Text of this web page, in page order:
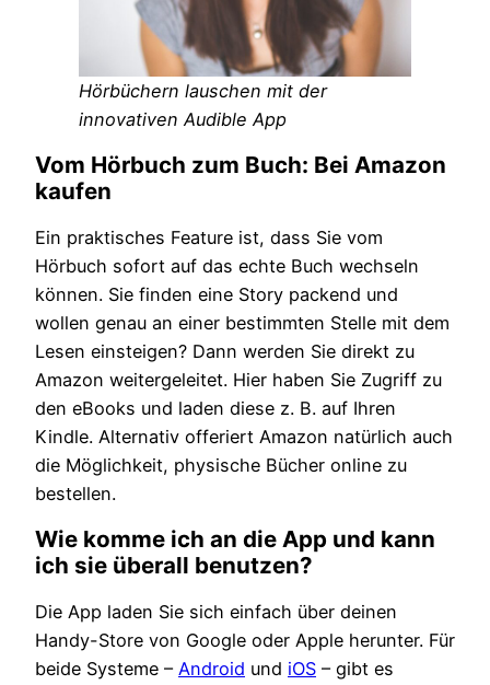
Hörbüchern lauschen mit der
innovativen Audible App
Vom Hörbuch zum Buch: Bei Amazon
kaufen
Ein praktisches Feature ist, dass Sie vom
Hörbuch sofort auf das echte Buch wechseln
können. Sie finden eine Story packend und
wollen genau an einer bestimmten Stelle mit dem
Lesen einsteigen? Dann werden Sie direkt zu
Amazon weitergeleitet. Hier haben Sie Zugriff zu
den eBooks und laden diese z. B. auf Ihren
Kindle. Alternativ offeriert Amazon natürlich auch
die Möglichkeit, physische Bücher online zu
bestellen.
Wie komme ich an die App und kann
ich sie überall benutzen?
Die App laden Sie sich einfach über deinen
Handy-Store von Google oder Apple herunter. Für
beide Systeme – Android und iOS – gibt es